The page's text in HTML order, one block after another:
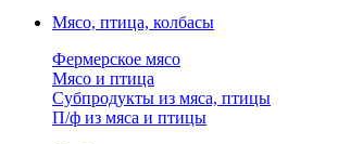
Мясо, птица, колбасы
Фермерское мясо
Мясо и птица
Субпродукты из мяса, птицы
П/ф из мяса и птицы